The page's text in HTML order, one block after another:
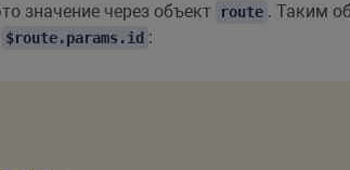
значение через объект route . Таким
$route.params.id :